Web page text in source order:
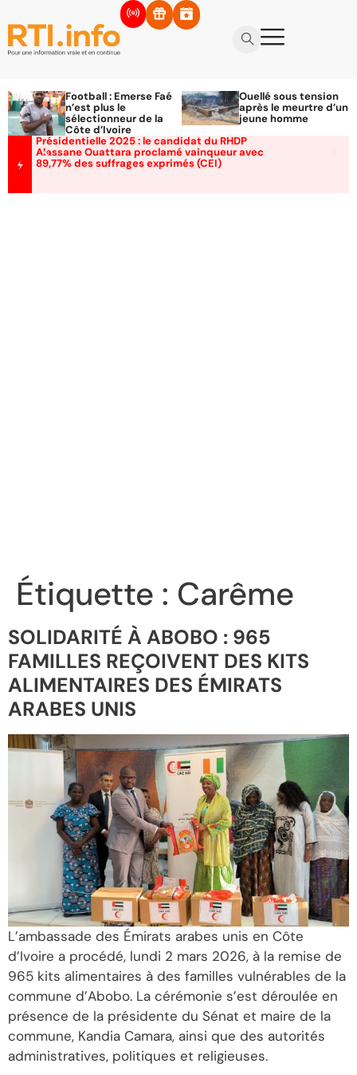
Football : Emerse Faé
n’est plus le
sélectionneur de la
Côte d’Ivoire
Ouellé sous tension
après le meurtre d’un
jeune homme
Présidentielle 2025 : le candidat du RHDP
Alassane Ouattara proclamé vainqueur avec
89,77% des suffrages exprimés (CEI)
Étiquette : Carême
SOLIDARITÉ À ABOBO : 965
FAMILLES REÇOIVENT DES KITS
ALIMENTAIRES DES ÉMIRATS
ARABES UNIS
L’ambassade des Émirats arabes unis en Côte
d’Ivoire a procédé, lundi 2 mars 2026, à la remise de
965 kits alimentaires à des familles vulnérables de la
commune d’Abobo. La cérémonie s’est déroulée en
présence de la présidente du Sénat et maire de la
commune, Kandia Camara, ainsi que des autorités
administratives, politiques et religieuses.